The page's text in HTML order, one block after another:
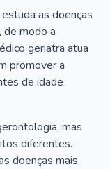
as doenças
de modo a
geriatra atua
promover a
de idade
mas
diferentes.
doenças mais